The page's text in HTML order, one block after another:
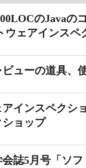
のJavaの
ウェアインスペ
ビューの道具、
アインスペクシ
ショップ
誌5月号「ソ